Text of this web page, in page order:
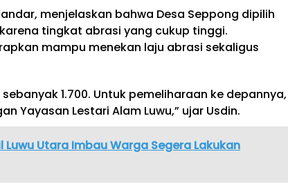
menjelaskan bahwa Desa Seppong dipilih
tingkat abrasi yang cukup tinggi.
mampu menekan laju abrasi sekaligus
1.700. Untuk pemeliharaan ke depannya,
Yayasan Lestari Alam Luwu,” ujar Usdin.
Luwu Utara Imbau Warga Segera Lakukan